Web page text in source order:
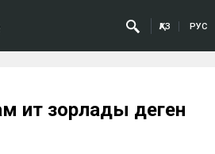
ҚАЗ РУС
ит зорлады деген